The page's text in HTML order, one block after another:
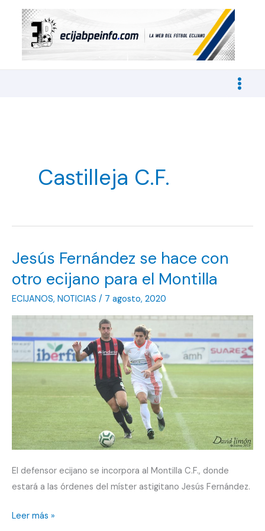
contenido
Castilleja C.F.
Jesús Fernández se hace con
otro ecijano para el Montilla
ECIJANOS, NOTICIAS / 7 agosto, 2020
El defensor ecijano se incorpora al Montilla C.F., donde
estará a las órdenes del míster astigitano Jesús Fernández.
Jesús
Leer más »